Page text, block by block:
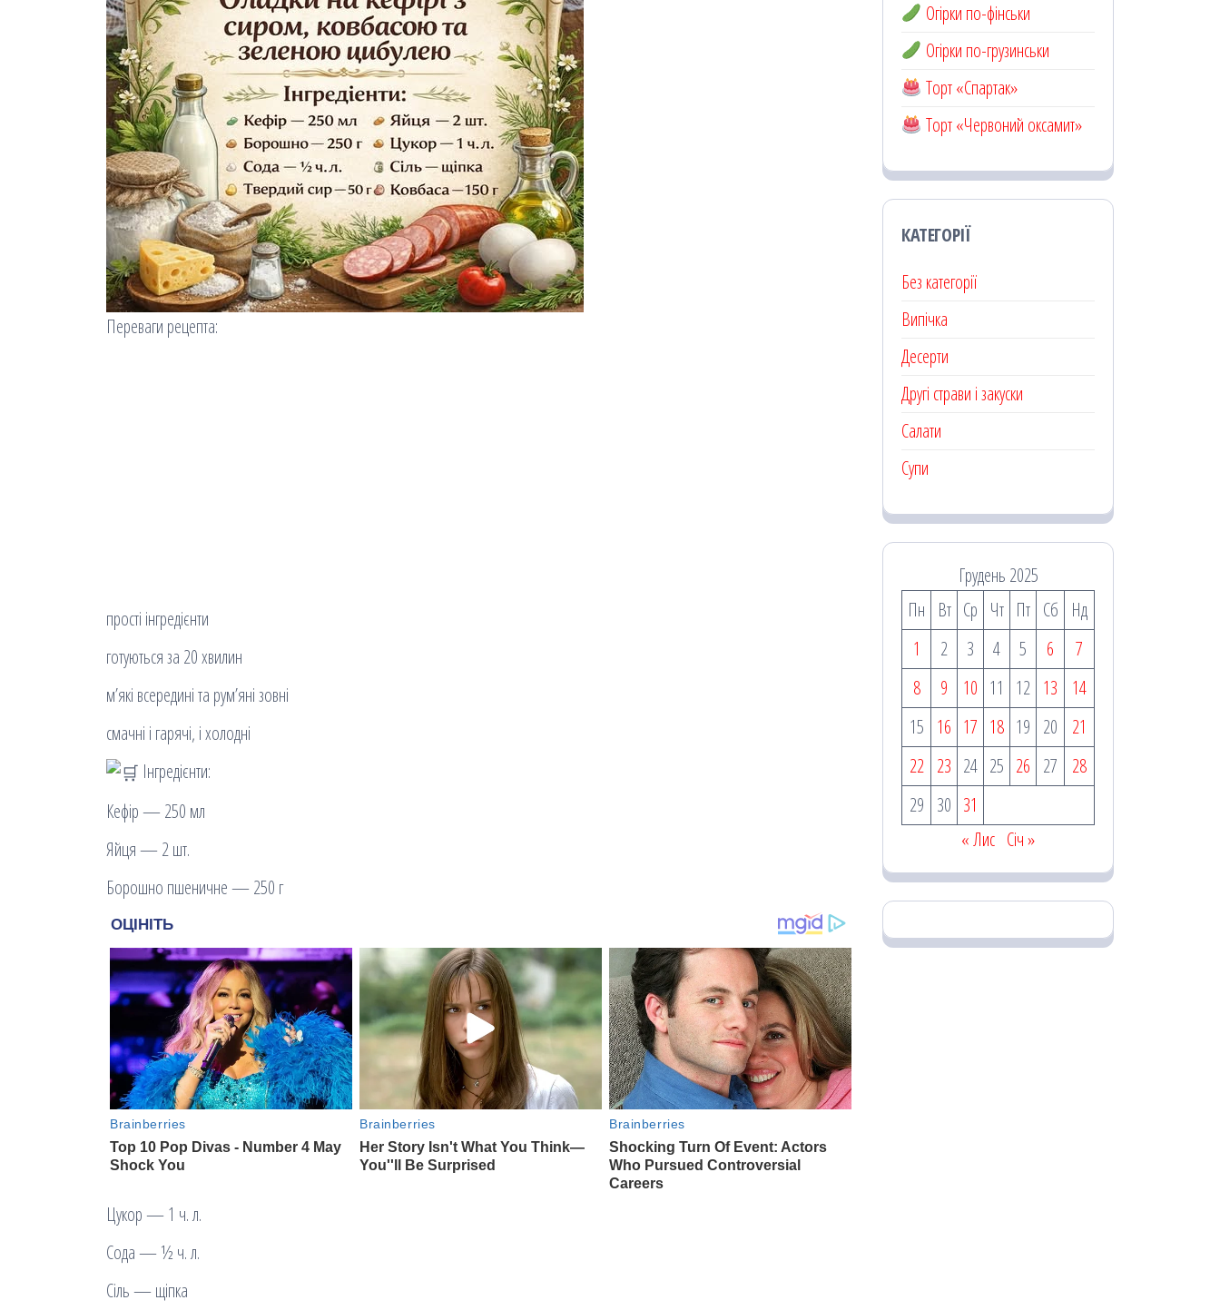
Переваги рецепта:
прості інгредієнти
готуються за 20 хвилин
м’які всередині та рум’яні зовні
смачні і гарячі, і холодні
Інгредієнти:
Кефір — 250 мл
Яйця — 2 шт.
Борошно пшеничне — 250 г
Цукор — 1 ч. л.
Сода — ½ ч. л.
Сіль — щіпка
Огірки по-фінськи
Огірки по-грузинськи
Торт «Спартак»
Торт «Червоний оксамит»
КАТЕГОРІЇ
Без категорії
Випічка
Десерти
Другі страви і закуски
Салати
Супи
Грудень 2025
Пн
Вт Ср Чт Пт Сб
Нд
1
2 3 4 5 6
7
8
9 10 11 12 13
14
15 16 17 18 19 20
21
22 23 24 25 26 27
28
29 30 31
« Лис Січ »